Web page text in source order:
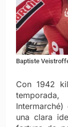
Baptiste
Con 1942
una clara